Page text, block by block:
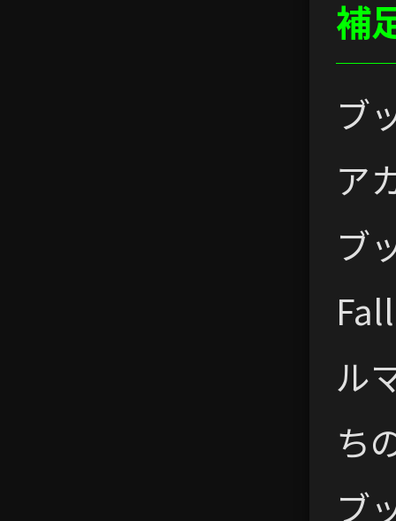
補
ブ
ア
ブ
ル
ち
ブ